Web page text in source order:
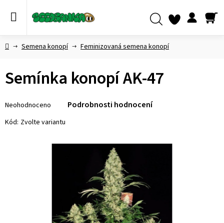
DomůSemena konopí Feminizovaná semena konopí
Semínka konopí AK-47
hodnocení
produktu
Neohodnoceno Podrobnosti hodnocení
Kód: Zvolte variantu